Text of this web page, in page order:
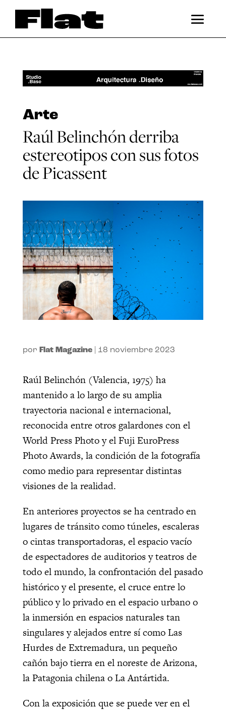
Arte
Raúl Belinchón derriba
estereotipos con sus fotos
de Picassent
por Flat Magazine| 18 noviembre 2023
Raúl Belinchón (Valencia, 1975) ha
mantenido a lo largo de su amplia
trayectoria nacional e internacional,
reconocida entre otros galardones con el
World Press Photo y el Fuji EuroPress
Photo Awards, la condición de la fotografía
como medio para representar distintas
visiones de la realidad.
En anteriores proyectos se ha centrado en
lugares de tránsito como túneles, escaleras
o cintas transportadoras, el espacio vacío
de espectadores de auditorios y teatros de
todo el mundo, la confrontación del pasado
histórico y el presente, el cruce entre lo
público y lo privado en el espacio urbano o
la inmersión en espacios naturales tan
singulares y alejados entre sí como Las
Hurdes de Extremadura, un pequeño
cañón bajo tierra en el noreste de Arizona,
la Patagonia chilena o La Antártida.
Con la exposición que se puede ver en el